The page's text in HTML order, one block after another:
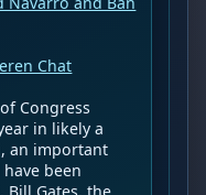
Chat
Congress
in likely a
an important
been